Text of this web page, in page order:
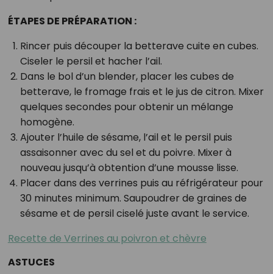
ÉTAPES DE PRÉPARATION :
Rincer puis découper la betterave cuite en cubes.
Ciseler le persil et hacher l’ail.
Dans le bol d’un blender, placer les cubes de
betterave, le fromage frais et le jus de citron. Mixer
quelques secondes pour obtenir un mélange
homogène.
Ajouter l’huile de sésame, l’ail et le persil puis
assaisonner avec du sel et du poivre. Mixer à
nouveau jusqu’à obtention d’une mousse lisse.
Placer dans des verrines puis au réfrigérateur pour
30 minutes minimum. Saupoudrer de graines de
sésame et de persil ciselé juste avant le service.
Recette de Verrines au poivron et chèvre
ASTUCES